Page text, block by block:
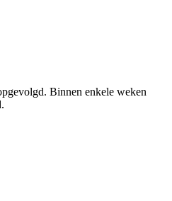
Binnen enkele weken